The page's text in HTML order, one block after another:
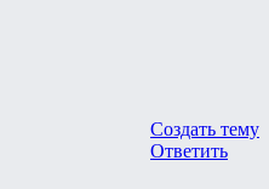
Создать тему
Ответить